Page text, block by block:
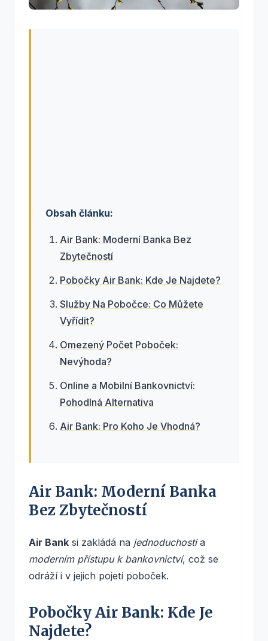
Obsah článku:
Air Bank: Moderní Banka Bez
Zbytečností
Pobočky Air Bank: Kde Je Najdete?
Služby Na Pobočce: Co Můžete
Vyřídit?
Omezený Počet Poboček:
Nevýhoda?
Online a Mobilní Bankovnictví:
Pohodlná Alternativa
Air Bank: Pro Koho Je Vhodná?
Air Bank: Moderní Banka
Bez Zbytečností
Air Bank si zakládá na jednoduchostia
moderním přístupu k bankovnictví, což se
odráží i v jejich pojetí poboček.
Pobočky Air Bank: Kde Je
Najdete?